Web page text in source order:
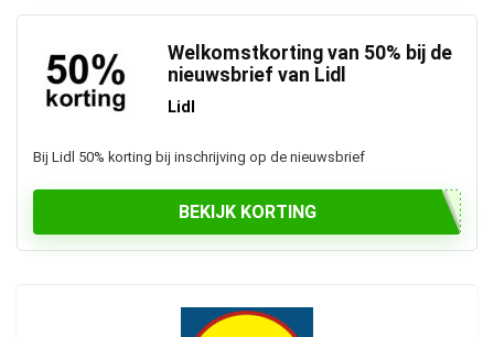
Welkomstkorting van 50% bij de
nieuwsbrief van Lidl
Lidl
Bij Lidl 50% korting bij inschrijving op de nieuwsbrief
BEKIJK KORTING